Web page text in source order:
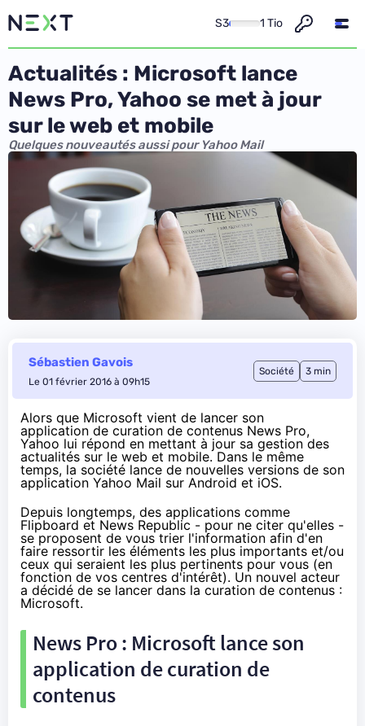
S3 1 Tio
Actualités : Microsoft lance
News Pro, Yahoo se met à jour
sur le web et mobile
Quelques nouveautés aussi pour Yahoo Mail
Sébastien Gavois
Le 01 février 2016 à 09h15
Société 3 min
Alors que Microsoft vient de lancer son
application de curation de contenus News Pro,
Yahoo lui répond en mettant à jour sa gestion des
actualités sur le web et mobile. Dans le même
temps, la société lance de nouvelles versions de son
application Yahoo Mail sur Android et iOS.
Depuis longtemps, des applications comme
Flipboard et News Republic - pour ne citer qu'elles -
se proposent de vous trier l'information afin d'en
faire ressortir les éléments les plus importants et/ou
ceux qui seraient les plus pertinents pour vous (en
fonction de vos centres d'intérêt). Un nouvel acteur
a décidé de se lancer dans la curation de contenus :
Microsoft.
News Pro : Microsoft lance son
application de curation de
contenus